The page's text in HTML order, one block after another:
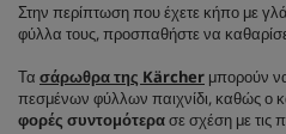
Στην περίπτωση που έχετε κήπο με
φύλλα τους, προσπαθήστε να
Τα σάρωθρα της Kärcher μπορούν
πεσμένων φύλλων παιχνίδι, καθώς ο
φορές συντομότερασε σχέση με τις